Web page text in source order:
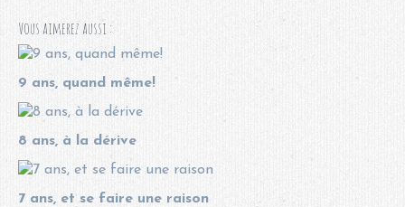
Vous aimerez aussi :
9 ans, quand même!
8 ans, à la dérive
7 ans, et se faire une raison